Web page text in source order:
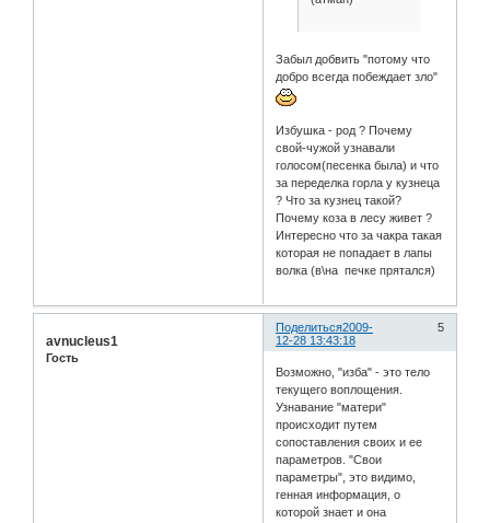
Забыл добвить "потому что
добро всегда побеждает зло"
Избушка - род ? Почему
свой-чужой узнавали
голосом(песенка была) и что
за переделка горла у кузнеца
? Что за кузнец такой?
Почему коза в лесу живет ?
Интересно что за чакра такая
которая не попадает в лапы
волка (в\на печке прятался)
Поделиться 5
2009-
12-28 13:43:18
avnucleus1
Гость
Возможно, "изба" - это тело
текущего воплощения.
Узнавание "матери"
происходит путем
сопоставления своих и ее
параметров. "Свои
параметры", это видимо,
генная информация, о
которой знает и она